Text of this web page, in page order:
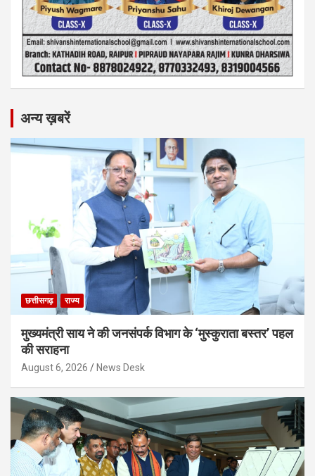
अन्य ख़बरें
छत्तीसगढ़ राज्य
मुख्यमंत्री साय ने की जनसंपर्क विभाग के ‘मुस्कुराता बस्तर’ पहल
की सराहना
August 6, 2026 News Desk